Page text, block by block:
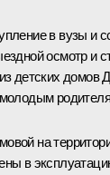
в вузы и
осмотр и
детских
на
в